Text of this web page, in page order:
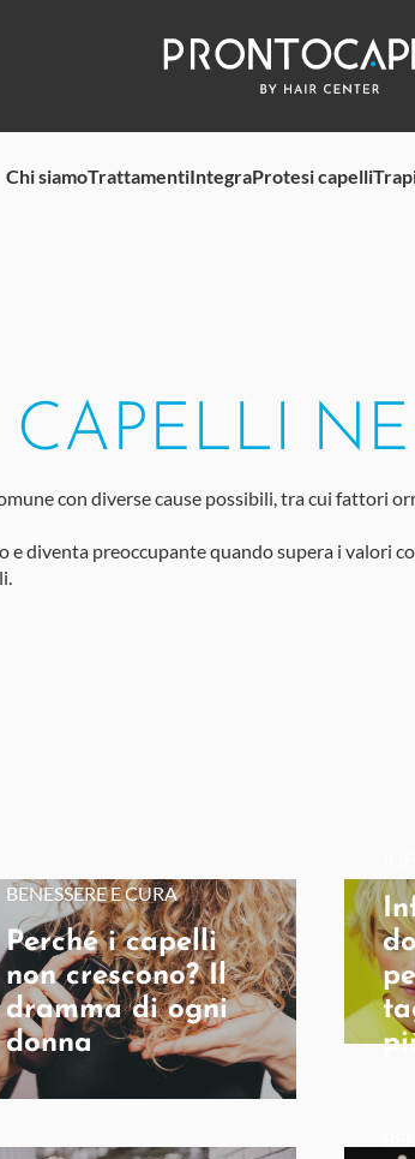
Chi siamoTrattamentiIntegraProtesi capelli
CAPELLI
con diverse cause possibili, tra cui fattori
e diventa preoccupante quando supera i valori
BENESSERE E CURA
Perché i capelli
non crescono? Il
dramma di ogni
donna